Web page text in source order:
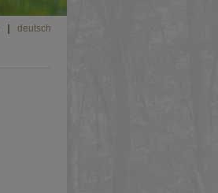
deutsch